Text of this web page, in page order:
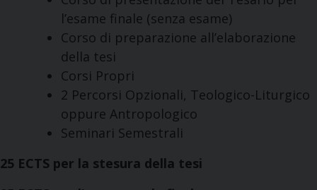
l’esame finale (senza esame)
Corso di preparazione all’elaborazione
della tesi
Corsi Propri
2 Percorsi Opzionali, Teologico-Liturgico
oppure Antropologico
Seminari Semestrali
25 ECTS per la stesura della tesi